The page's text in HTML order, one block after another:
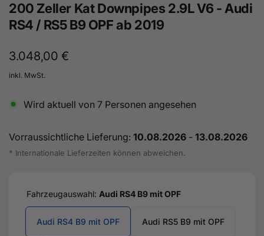
200 Zeller Kat Downpipes 2.9L V6 - Audi
RS4 / RS5 B9 OPF ab 2019
Normaler
Preis
3.048,00 €
inkl. MwSt.
Wird aktuell von 7 Personen angesehen
Vorraussichtliche Lieferung: 10.08.2026 - 13.08.2026
* Internationale Lieferzeiten können abweichen.
Fahrzeugauswahl: Audi RS4 B9 mit OPF
Audi RS4 B9 mit OPF Audi RS5 B9 mit OPF